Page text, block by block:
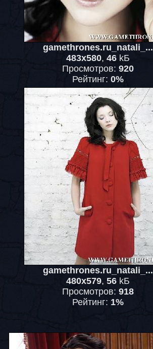
gamethrones.ru_natali_...
483x580, 46kБ
Просмотров: 920
Рейтинг: 0%
gamethrones.ru_natali_...
480x579, 56kБ
Просмотров: 918
Рейтинг: 1%